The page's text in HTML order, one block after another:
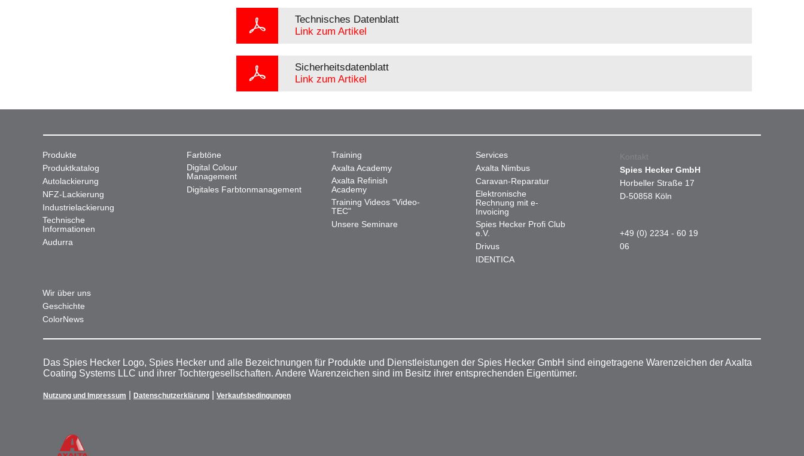
Technisches Datenblatt
Link zum Artikel
Sicherheitsdatenblatt
Link zum Artikel
Produkte
Produktkatalog
Autolackierung
NFZ-Lackierung
Industrielackierung
Technische
Informationen
Audurra
Farbtöne
Digital Colour
Management
Digitales Farbtonmanagement
Training
Axalta Academy
Axalta Refinish
Academy
Training Videos "Video-
TEC"
Unsere Seminare
Services
Axalta Nimbus
Caravan-Reparatur
Elektronische
Rechnung mit e-
Invoicing
Spies Hecker Profi Club
e.V.
Drivus
IDENTICA
Wir über uns
Geschichte
ColorNews
Kontakt
Spies Hecker GmbH
Horbeller Straße 17
D-50858 Köln
+49 (0) 2234 - 60 19
06
Das Spies Hecker Logo, Spies Hecker und alle Bezeichnungen für Produkte und Dienstleistungen der Spies Hecker GmbH sind eingetragene Warenzeichen der Axalta
Coating Systems LLC und ihrer Tochtergesellschaften. Andere Warenzeichen sind im Besitz ihrer entsprechenden Eigentümer.
Nutzung und Impressum Datenschutzerklärung Verkaufsbedingungen